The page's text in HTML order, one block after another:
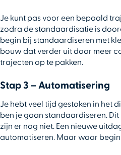
Je kunt pas voor een bepaald
zodra de standaardisatie is
begin bij standaardiseren met
bouw dat verder uit door meer
trajecten op te pakken.
Stap 3 – Automatisering
Je hebt veel tijd gestoken in het
ben je gaan standaardiseren.
zijn er nog niet. Een nieuwe
automatiseren. Maar waar begin